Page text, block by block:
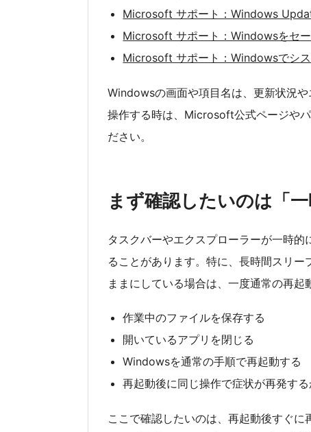
Microsoft サポート：Windows
Microsoft サポート：Windowsをセ
Microsoft サポート：Windowsでシ
Windowsの画面や項目名は、更新状況
操作する時は、Microsoft公式ページや
ださい。
まず確認したいのは「
タスクバーやエクスプローラーが一時
ることがあります。特に、長時間スリ
ままにしている場合は、一度通常の再起
作業中のファイルを保存する
開いているアプリを閉じる
Windowsを通常の手順で再起動する
再起動後に同じ操作で症状が再発す
ここで確認したいのは、再起動後すぐ